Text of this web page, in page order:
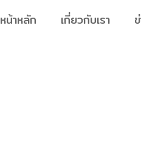
หน้าหลัก เกี่ยวกับเรา